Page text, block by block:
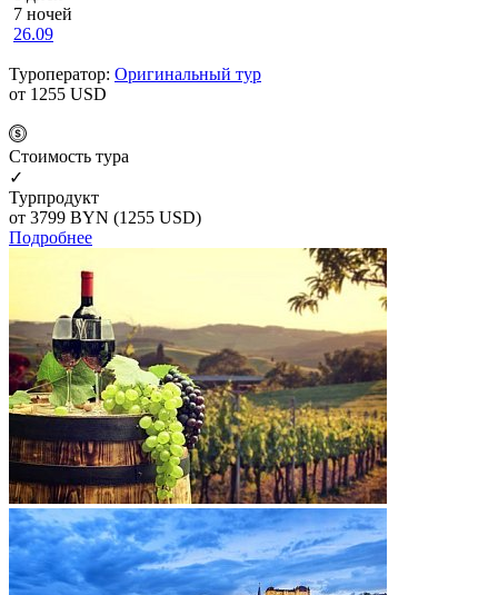
7 ночей
26.09
Туроператор: Оригинальный тур
от 1255 USD
Cтоимость тура
✓
Турпродукт
от 3799 BYN (1255 USD)
Подробнее